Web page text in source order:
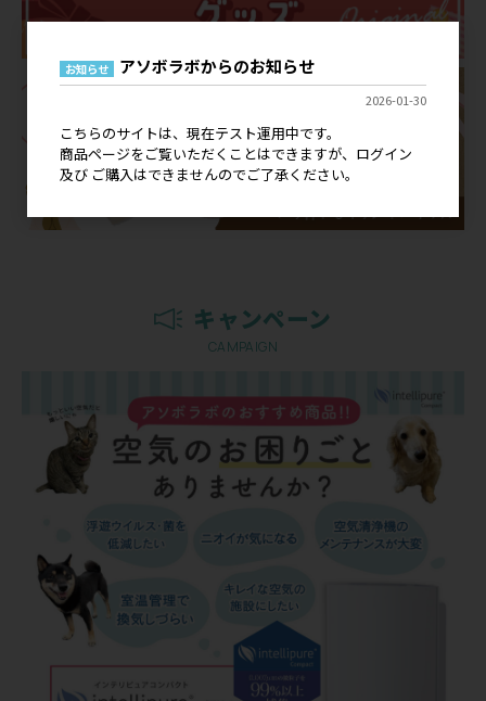
キャンペーン
CAMPAIGN
お知らせ アソボラボからのお知らせ
2026-01-30
こちらのサイトは、現在テスト運用中です。
商品ページをご覧いただくことはできますが、ログイン
及び ご購入はできませんのでご了承ください。